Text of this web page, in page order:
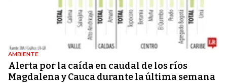
AMBIENTE
Alerta por la caída en caudal de los ríos
Magdalena y Cauca durante la última semana